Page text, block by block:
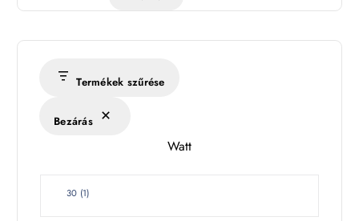
é
s
k
Termékek szűrése
Bezárás
Watt
W30 (1)